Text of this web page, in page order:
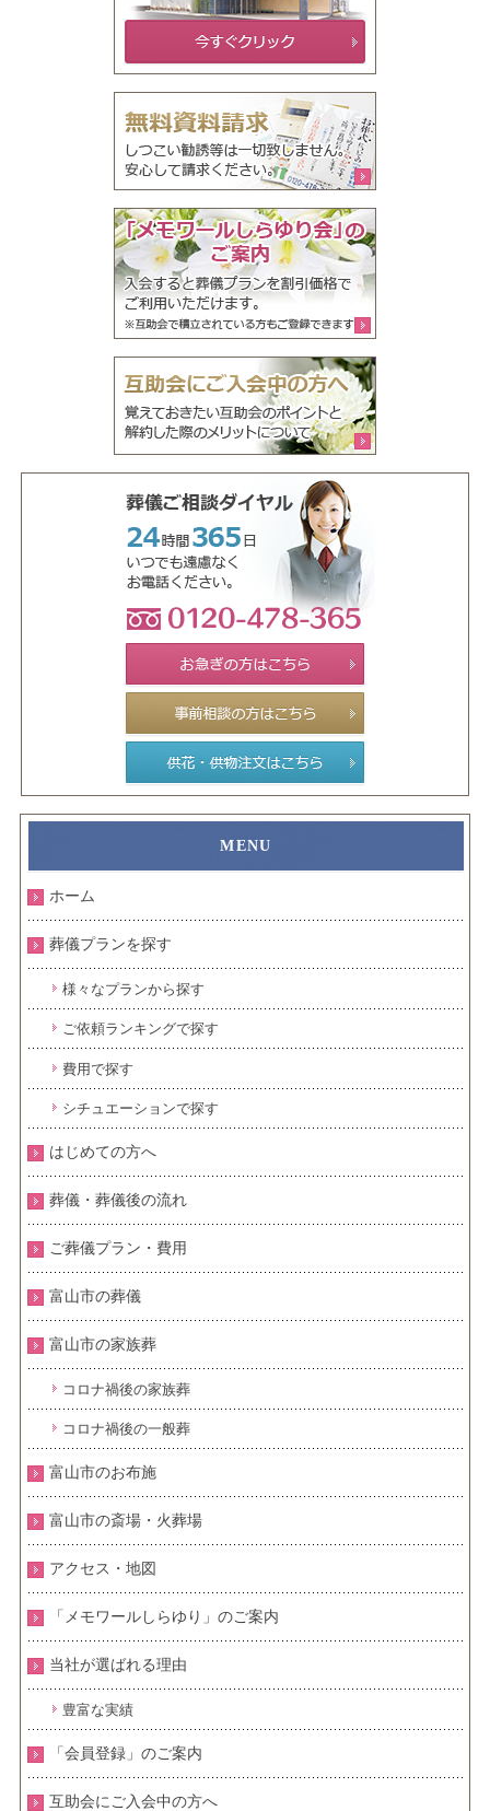
ホーム
葬儀プランを探す
様々なプランから探す
ご依頼ランキングで探す
費用で探す
シチュエーションで探す
はじめての方へ
葬儀・葬儀後の流れ
ご葬儀プラン・費用
富山市の葬儀
富山市の家族葬
コロナ禍後の家族葬
コロナ禍後の一般葬
富山市のお布施
富山市の斎場・火葬場
アクセス・地図
「メモワールしらゆり」のご案内
当社が選ばれる理由
豊富な実績
「会員登録」のご案内
互助会にご入会中の方へ